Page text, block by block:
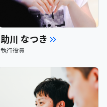
助川 なつき
執行役員